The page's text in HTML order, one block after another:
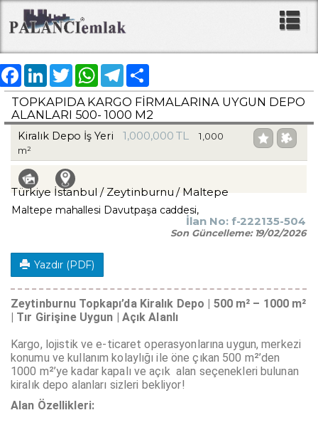
FacebookLinkedInTwitter WhatsAppTelegram
TOPKAPIDA KARGO FIRMALARINA UYGUN DEPO
ALANLARI 500- 1000 M2
Kiralık Depo İş Yeri 1,000,000 TL
1,000
m²
Türkiye İstanbul / Zeytinburnu / Maltepe
Maltepe mahallesi Davutpaşa caddesi,
İlan No: f-222135-504
Son Güncelleme: 19/02/2026
Yazdır (PDF)
Zeytinburnu Topkapı’da Kiralık Depo | 500 m² – 1000 m²
| Tır Girişine Uygun | Açık Alanlı
Kargo, lojistik ve e-ticaret operasyonlarına uygun, merkezi
konumu ve kullanım kolaylığı ile öne çıkan 500 m²’den
1000 m²’ye kadar kapalı ve açık alan seçenekleri bulunan
kiralık depo alanları sizleri bekliyor!
Alan Özellikleri: